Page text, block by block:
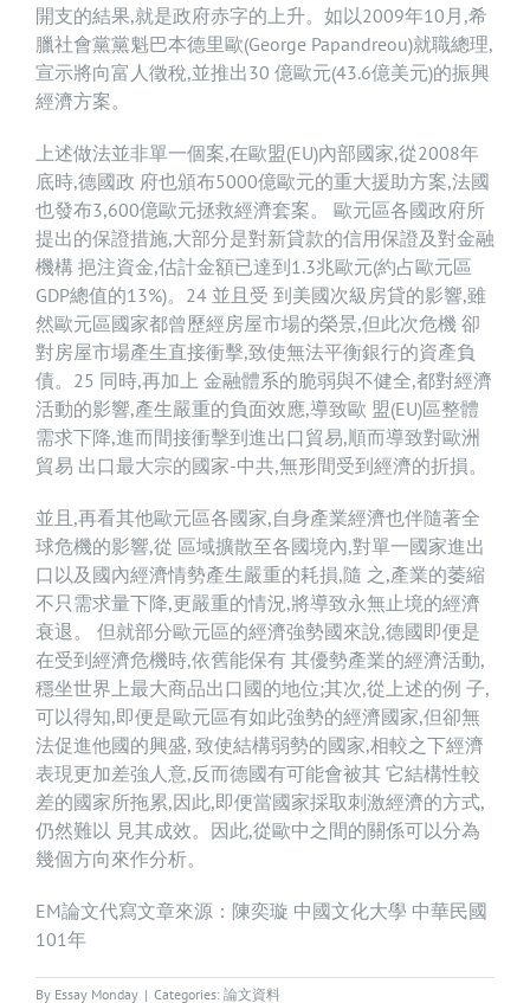
開支的結果,就是政府赤字的上升。如以2009年10月,希
臘社會黨黨魁巴本德里歐(George Papandreou)就職總理,
宣示將向富人徵稅,並推出30 億歐元(43.6億美元)的振興
經濟方案。
上述做法並非單一個案,在歐盟(EU)內部國家,從2008年
底時,德國政 府也頒布5000億歐元的重大援助方案,法國
也發布3,600億歐元拯救經濟套案。 歐元區各國政府所
提出的保證措施,大部分是對新貸款的信用保證及對金融
機構 挹注資金,估計金額已達到1.3兆歐元(約占歐元區
GDP總值的13%)。24 並且受 到美國次級房貸的影響,雖
然歐元區國家都曾歷經房屋市場的榮景,但此次危機 卻
對房屋市場產生直接衝擊,致使無法平衡銀行的資產負
債。25 同時,再加上 金融體系的脆弱與不健全,都對經濟
活動的影響,產生嚴重的負面效應,導致歐 盟(EU)區整體
需求下降,進而間接衝擊到進出口貿易,順而導致對歐洲
貿易 出口最大宗的國家-中共,無形間受到經濟的折損。
並且,再看其他歐元區各國家,自身產業經濟也伴隨著全
球危機的影響,從 區域擴散至各國境內,對單一國家進出
口以及國內經濟情勢產生嚴重的耗損,隨 之,產業的萎縮
不只需求量下降,更嚴重的情況,將導致永無止境的經濟
衰退。 但就部分歐元區的經濟強勢國來說,德國即便是
在受到經濟危機時,依舊能保有 其優勢產業的經濟活動,
穩坐世界上最大商品出口國的地位;其次,從上述的例 子,
可以得知,即便是歐元區有如此強勢的經濟國家,但卻無
法促進他國的興盛, 致使結構弱勢的國家,相較之下經濟
表現更加差強人意,反而德國有可能會被其 它結構性較
差的國家所拖累,因此,即便當國家採取刺激經濟的方式,
仍然難以 見其成效。因此,從歐中之間的關係可以分為
幾個方向來作分析。
EM論文代寫文章來源：陳奕璇 中國文化大學 中華民國
101年
By Essay Monday | Categories: 論文資料